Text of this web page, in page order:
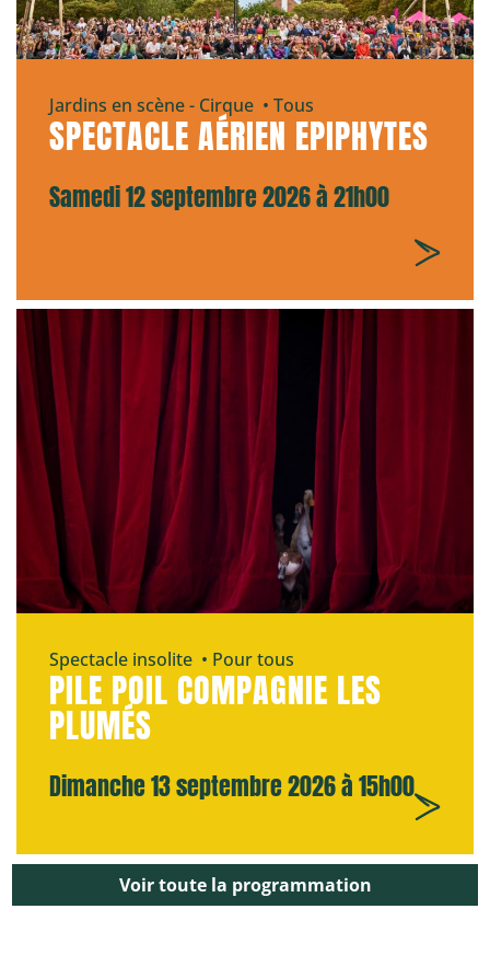
Jardins en scène - Cirque • Tous
SPECTACLE AÉRIEN EPIPHYTES
Samedi 12 septembre 2026 à 21h00
Spectacle insolite • Pour tous
PILE POIL COMPAGNIE LES
PLUMÉS
Dimanche 13 septembre 2026 à 15h00
Voir toute la programmation